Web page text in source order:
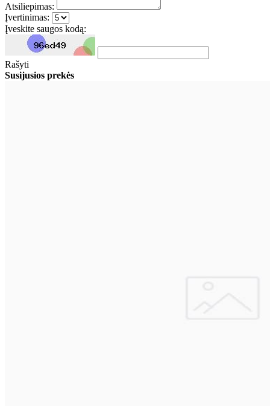
Atsiliepimas:
Įvertinimas:
Įveskite saugos kodą:
Rašyti
Susijusios prekės